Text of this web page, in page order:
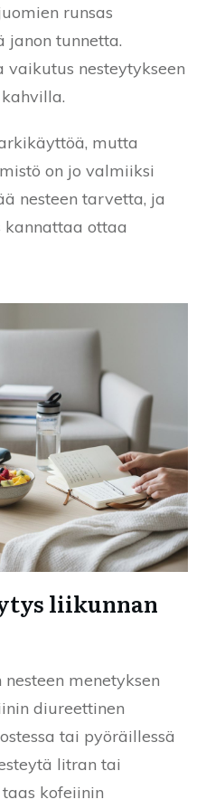
runsas
janon tunnetta.
nesteytykseen
mutta
on jo valmiiksi
nesteen tarvetta, ja
ottaa
liikunnan
menetyksen
diureettinen
tai pyöräillessä
litran tai
kofeiinin